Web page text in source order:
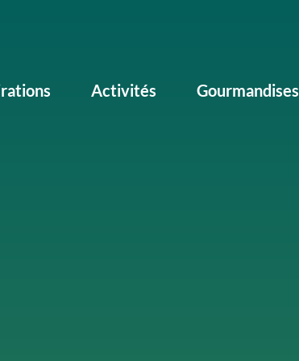
Activités Gourmandises